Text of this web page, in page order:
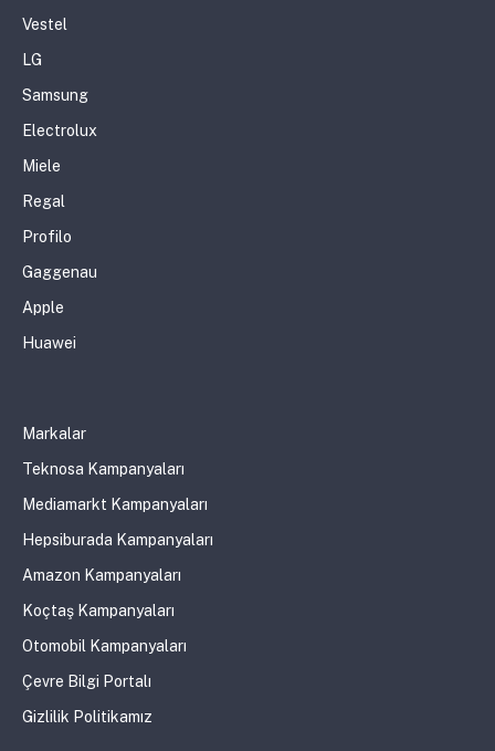
Vestel
LG
Samsung
Electrolux
Miele
Regal
Profilo
Gaggenau
Apple
Huawei
Markalar
Teknosa Kampanyaları
Mediamarkt Kampanyaları
Hepsiburada Kampanyaları
Amazon Kampanyaları
Koçtaş Kampanyaları
Otomobil Kampanyaları
Çevre Bilgi Portalı
Gizlilik Politikamız